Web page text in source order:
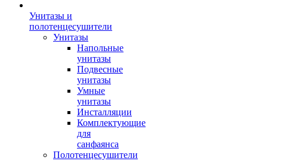
Унитазы и
полотенцесушители
Унитазы
Напольные
унитазы
Подвесные
унитазы
Умные
унитазы
Инсталляции
Комплектующие
для
санфаянса
Полотенцесушители